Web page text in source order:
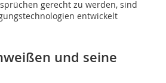
gerecht zu werden, sind
entwickelt
und seine